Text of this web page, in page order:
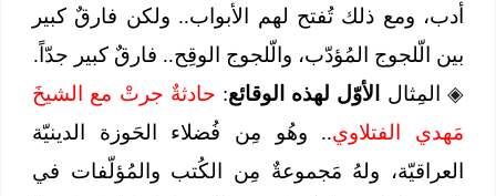
أدب، ومع ذلك تُفتح لهم الأبواب.. ولكن فارقٌ كبير
بين الّلجوج المُؤدّب، والّلجوج الوقِح.. فارقٌ كبير جدّاً.
◈ المِثال الأوّل لهذه الوقائع: حادثةٌ جرتْ مع الشيخَ
مَهدي الفتلاوي.. وهُو مِن فُضلاء الحَوزة الدينيّة
العراقيّة، ولهُ مَجموعةٌ مِن الكُتب والمُؤلّفات في